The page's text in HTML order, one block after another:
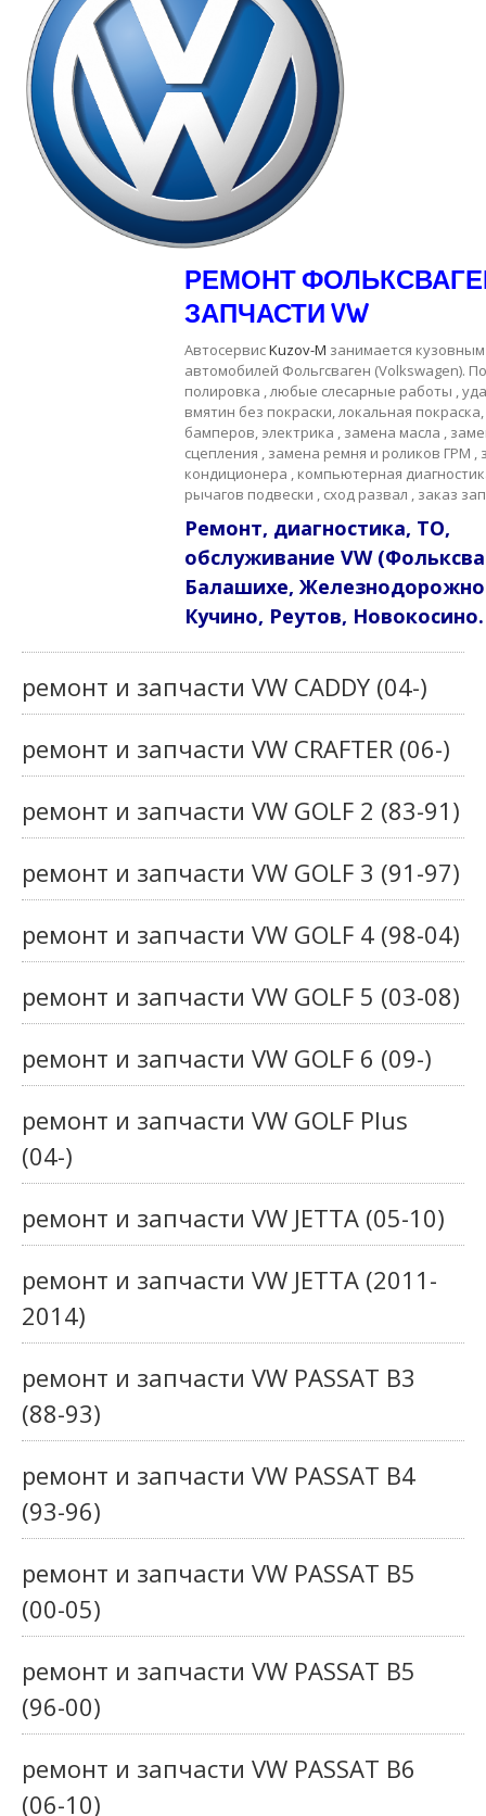
РЕМОНТ
ЗАПЧАСТИ VW
АвтосервисKuzov-M занимается
автомобилей Фольгсваген (Volkswagen).
полировка , любые слесарные работы ,
вмятин без покраски, локальная
бамперов, электрика , замена масла ,
сцепления , замена ремня и роликов ГРМ ,
кондиционера , компьютерная
рычагов подвески , сход развал , заказ
Ремонт, диагностика, ТО,
обслуживание VW
Балашихе,
Кучино, Реутов, Новокосино.
ремонт и запчасти VW CADDY (04-)
ремонт и запчасти VW CRAFTER (06-)
ремонт и запчасти VW GOLF 2 (83-91)
ремонт и запчасти VW GOLF 3 (91-97)
ремонт и запчасти VW GOLF 4 (98-04)
ремонт и запчасти VW GOLF 5 (03-08)
ремонт и запчасти VW GOLF 6 (09-)
ремонт и запчасти VW GOLF Plus
(04-)
ремонт и запчасти VW JETTA (05-10)
ремонт и запчасти VW JETTA (2011-
2014)
ремонт и запчасти VW PASSAT B3
(88-93)
ремонт и запчасти VW PASSAT B4
(93-96)
ремонт и запчасти VW PASSAT B5
(00-05)
ремонт и запчасти VW PASSAT B5
(96-00)
ремонт и запчасти VW PASSAT B6
(06-10)